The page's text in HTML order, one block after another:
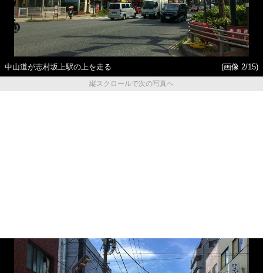
中山道が志村坂上駅の上を走る
(画像 2/15)
縦スクロールで次の写真へ